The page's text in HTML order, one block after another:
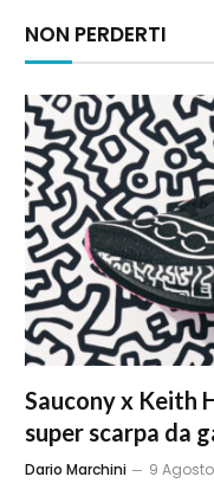
NON PERDERTI
Saucony x Keith
super scarpa da
Dario Marchini 9